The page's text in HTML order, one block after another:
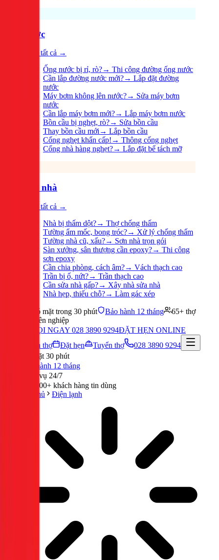
Nước
Xem tất cả →
Ống nước bị rỉ, rò?→ Thi công đường ống nước
Cần lắp đường nước mới?→ Lắp đặt đường
nước
Máy bơm không lên nước?→ Sửa máy bơm
nước
Cần lắp máy bơm mới?→ Lắp máy bơm nước
Bồn cầu bị nghẹt, rò?→ Sửa bồn cầu
Thay bồn cầu mới → Lắp bồn cầu
Cống nghẹt khẩn cấp! → Thông cống nghẹt
Cống nhà hàng nghẹt?→ Lắp đặt bể tách mỡ
Sửa nhà
Xem tất cả →
Nhà bị thấm dột?→ Thợ chống thấm
Tường ẩm mốc, bong tróc?→ Xử lý chống thấm
Tường nhà cũ, xấu?→ Sơn nhà trọn gói
Sàn xưởng, sân thượng cần epoxy?→ Thi công
sơn epoxy
Cần chia phòng, cách âm?→ Vách thạch cao
Trần bị ố, nứt?→ Trần thạch cao
Cần sửa nhà gấp?→ Xây nhà sửa nhà
Nhà hẹp, thiếu chỗ?→ Làm gác xép
Có mặt trong 30 phút Bảo hành 12 tháng
65+ thợ
chuyên nghiệp
GỌI NGAY 028 3890 9294ĐẶT HẸN ONLINE
Tuyển thợ
Đặt hẹn Tuyển thợ
028 3890 9294
Có mặt 30 phút
Bảo hành 12 tháng
Phục vụ 24/7
300,000+ khách hàng tin dùng
Trang chủ
Điện lạnh